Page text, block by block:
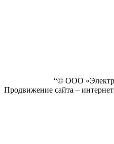
“© ООО
Продвижение сайта –